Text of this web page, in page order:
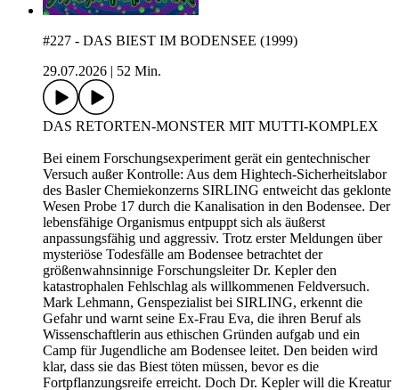
#227 - DAS BIEST IM BODENSEE (1999)
29.07.2026
52 Min.
DAS RETORTEN-MONSTER MIT MUTTI-KOMPLEX
Bei einem Forschungsexperiment gerät ein gentechnischer
Versuch außer Kontrolle: Aus dem Hightech-Sicherheitslabor
des Basler Chemiekonzerns SIRLING entweicht das geklonte
Wesen Probe 17 durch die Kanalisation in den Bodensee. Der
lebensfähige Organismus entpuppt sich als äußerst
anpassungsfähig und aggressiv. Trotz erster Meldungen über
mysteriöse Todesfälle am Bodensee betrachtet der
größenwahnsinnige Forschungsleiter Dr. Kepler den
katastrophalen Fehlschlag als willkommenen Feldversuch.
Mark Lehmann, Genspezialist bei SIRLING, erkennt die
Gefahr und warnt seine Ex-Frau Eva, die ihren Beruf als
Wissenschaftlerin aus ethischen Gründen aufgab und ein
Camp für Jugendliche am Bodensee leitet. Den beiden wird
klar, dass sie das Biest töten müssen, bevor es die
Fortpflanzungsreife erreicht. Doch Dr. Kepler will die Kreatur